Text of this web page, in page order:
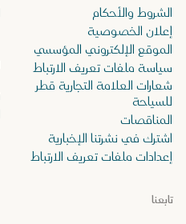
تابعنا
الشروط والأحكام
إعلان الخصوصية
الموقع الإلكتروني المؤسسي
سياسة ملفات تعريف الارتباط
شعارات العلامة التجارية قطر
للسياحة
المناقصات
اشترك في نشرتنا الإخبارية
إعدادات ملفات تعريف الارتباط